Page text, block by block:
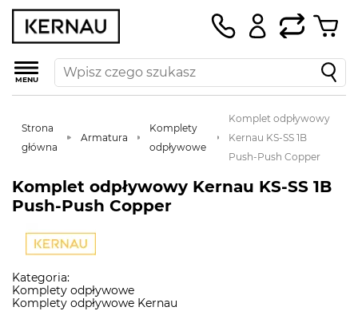
MENU
Strona
główna
Armatura
Komplety
odpływowe
Komplet odpływowy
Kernau KS-SS 1B
Push-Push Copper
Komplet odpływowy Kernau KS-SS 1B
Push-Push Copper
Kategoria:
Komplety odpływowe
Komplety odpływowe Kernau